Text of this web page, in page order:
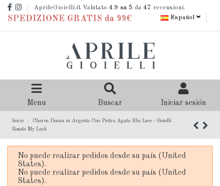
AprileGioielli.it Valutato 4.9 su 5 da 47 recensioni.
SPEDIZIONE GRATIS da 99€ Español
Menu Buscar Iniciar sesión
Inicio
Charm Donna in Argento Con Pietra Agata Blu Lace - Gioielli
Rosato My Luck
No puede realizar pedidos desde su país (United
States).
No puede realizar pedidos desde su país (United
States).